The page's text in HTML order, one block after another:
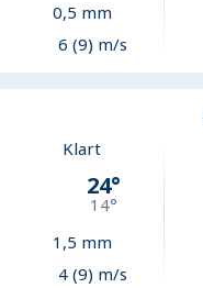
0,5 mm
6 (9) m/s
Klart
24°
14°
1,5 mm
4 (9) m/s